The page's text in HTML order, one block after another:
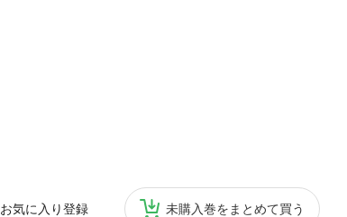
お気に入り登録 未購入巻をまとめて買う